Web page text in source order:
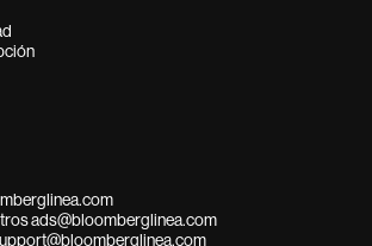
ads@bloomberglinea.com